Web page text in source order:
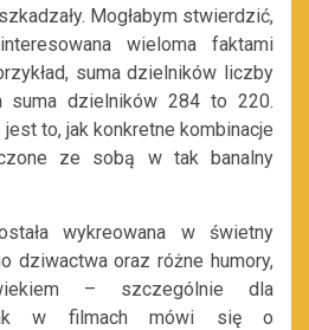
. Mogłabym stwierdzić,
wieloma faktami
suma dzielników liczby
suma dzielników 284 to 220.
to, jak konkretne kombinacje
ze sobą w tak banalny
wykreowana w świetny
dziwactwa oraz różne humory,
– szczególnie dla
w filmach mówi się o